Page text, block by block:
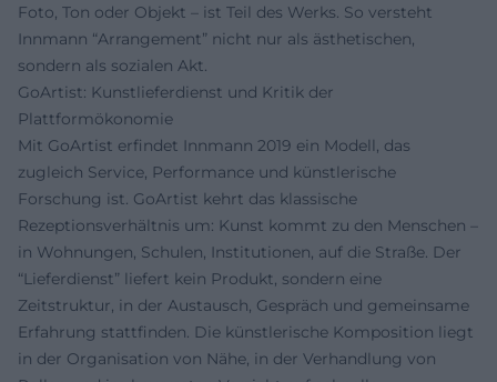
Foto, Ton oder Objekt – ist Teil des Werks. So versteht
Innmann “Arrangement” nicht nur als ästhetischen,
sondern als sozialen Akt.
GoArtist: Kunstlieferdienst und Kritik der
Plattformökonomie
Mit GoArtist erfindet Innmann 2019 ein Modell, das
zugleich Service, Performance und künstlerische
Forschung ist. GoArtist kehrt das klassische
Rezeptionsverhältnis um: Kunst kommt zu den Menschen –
in Wohnungen, Schulen, Institutionen, auf die Straße. Der
“Lieferdienst” liefert kein Produkt, sondern eine
Zeitstruktur, in der Austausch, Gespräch und gemeinsame
Erfahrung stattfinden. Die künstlerische Komposition liegt
in der Organisation von Nähe, in der Verhandlung von